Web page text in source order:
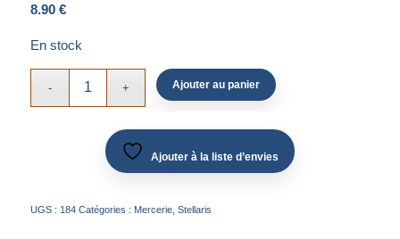
8.90 €
En stock
Ajouter au panier
Ajouter à la liste d’envies
UGS : 184 Catégories : Mercerie, Stellaris